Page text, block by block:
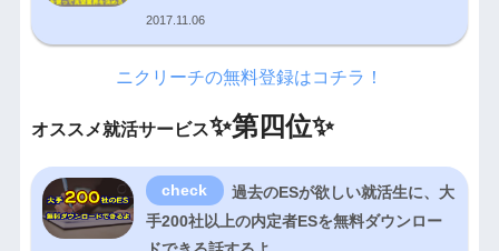
2017.11.06
ニクリーチの無料登録はコチラ！
オススメ就活サービス✨第四位✨
過去のESが欲しい就活生に、大
手200社以上の内定者ESを無料ダウンロー